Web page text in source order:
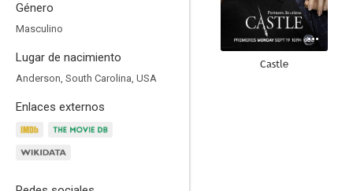
Género
Masculino
Lugar de nacimiento
Anderson, South Carolina, USA
Enlaces externos
Castle